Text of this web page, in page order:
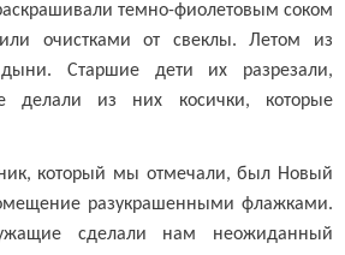
темно-фиолетовым соком
очистками от свеклы. Летом из
дыни. Старшие дети их разрезали,
делали из них косички, которые
который мы отмечали, был Новый
разукрашенными флажками.
сделали нам неожиданный